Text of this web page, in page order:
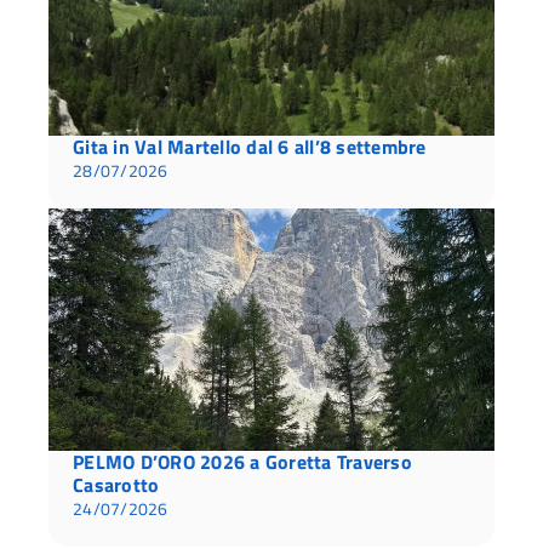
Gita in Val Martello dal 6 all’8 settembre
28/07/2026
PELMO D’ORO 2026 a Goretta Traverso
Casarotto
24/07/2026